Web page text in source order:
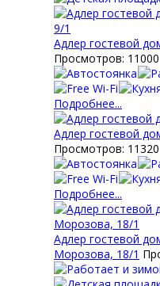
Адлер гостевой
Просмотров: 11000
Подробнее...
Адлер гостевой
Просмотров: 11320
Подробнее...
Адлер гостевой
Морозова, 18/1